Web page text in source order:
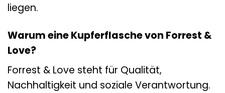
liegen.
Warum eine Kupferflasche von Forrest &
Love?
Forrest & Love steht für Qualität,
Nachhaltigkeit und soziale Verantwortung.